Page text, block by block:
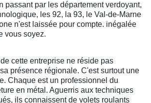
passant par les département verdoyant,
les 92, la 93, le Val-de-Marne
n'est laissée pour compte. inégalée
vous soyez.
cette entreprise ne réside pas
présence régionale. C'est surtout une
Chaque est un professionnel du
en métal. Aguerris aux techniques
ils connaissent de volets roulants